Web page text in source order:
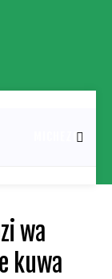
MICHEZO
wa
kuwa